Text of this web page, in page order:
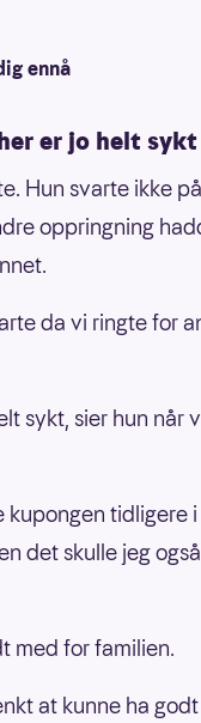
ennå
er jo helt sykt
Hun svarte ikke
oppringning
da vi ringte for
sykt, sier hun når
kupongen tidligere
det skulle jeg
med for familien.
at kunne ha